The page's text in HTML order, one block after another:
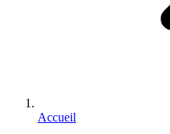
Accueil